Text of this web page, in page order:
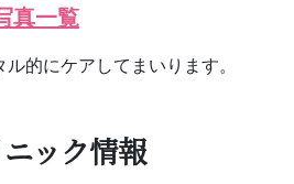
真一覧
的にケアしてまいります。
ック情報